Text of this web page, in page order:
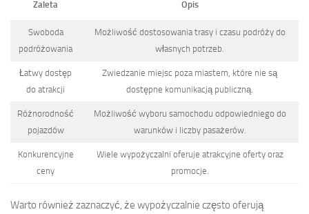
Zaleta Opis
Swoboda
podróżowania
Możliwość dostosowania trasy i czasu podróży do
własnych potrzeb.
Łatwy dostęp
do atrakcji
Zwiedzanie miejsc poza miastem, które nie są
dostępne komunikacją publiczną.
Różnorodność
pojazdów
Możliwość wyboru samochodu odpowiedniego do
warunków i liczby pasażerów.
Konkurencyjne
ceny
Wiele wypożyczalni oferuje atrakcyjne oferty oraz
promocje.
Warto również zaznaczyć, że wypożyczalnie często oferują